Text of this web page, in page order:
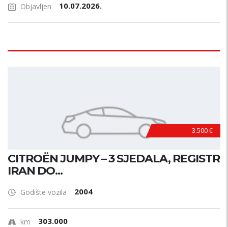
Objavljen 10.07.2026.
3.500 €
CITROËN JUMPY – 3 SJEDALA, REGISTR
IRAN DO...
Godište vozila 2004
km 303.000